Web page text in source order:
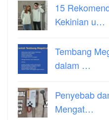
15
Kekinian u…
Tembang
dalam …
Penyebab
Mengat…